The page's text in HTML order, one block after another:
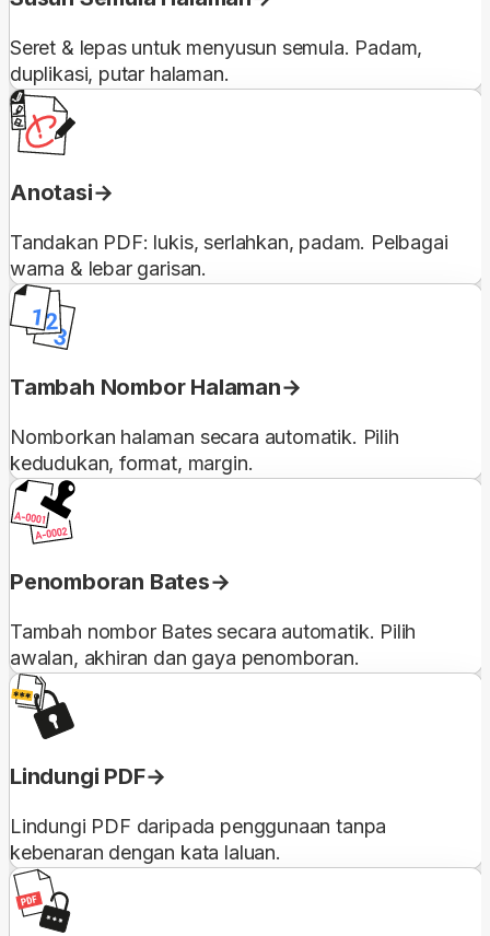
Seret & lepas untuk menyusun semula. Padam,
duplikasi, putar halaman.
Anotasi
Tandakan PDF: lukis, serlahkan, padam. Pelbagai
warna & lebar garisan.
Tambah Nombor Halaman
Nomborkan halaman secara automatik. Pilih
kedudukan, format, margin.
Penomboran Bates
Tambah nombor Bates secara automatik. Pilih
awalan, akhiran dan gaya penomboran.
Lindungi PDF
Lindungi PDF daripada penggunaan tanpa
kebenaran dengan kata laluan.